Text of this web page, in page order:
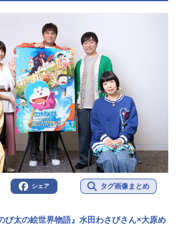
シェア タグ画像まとめ
び太の絵世界物語』水田わさびさん×大原め